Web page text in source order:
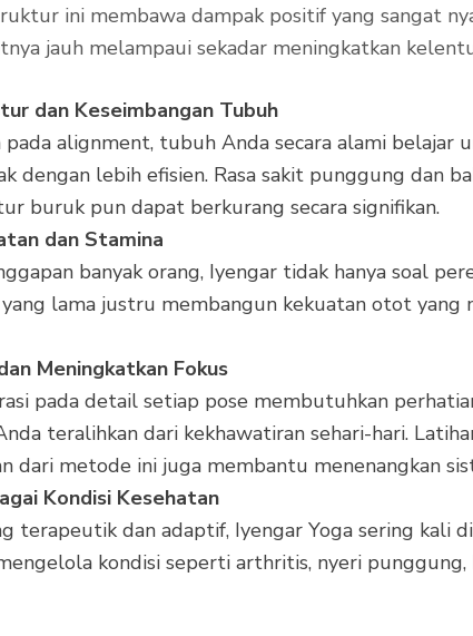
ini membawa dampak positif yang sangat
jauh melampaui sekadar meningkatkan
dan Keseimbangan Tubuh
pada alignment, tubuh Anda secara alami belajar
dengan lebih efisien. Rasa sakit punggung dan
buruk pun dapat berkurang secara signifikan.
dan Stamina
banyak orang, Iyengar tidak hanya soal
lama justru membangun kekuatan otot yang
Meningkatkan Fokus
pada detail setiap pose membutuhkan
teralihkan dari kekhawatiran sehari-hari.
dari metode ini juga membantu menenangkan
Kondisi Kesehatan
terapeutik dan adaptif, Iyengar Yoga sering kali
kondisi seperti arthritis, nyeri punggung,